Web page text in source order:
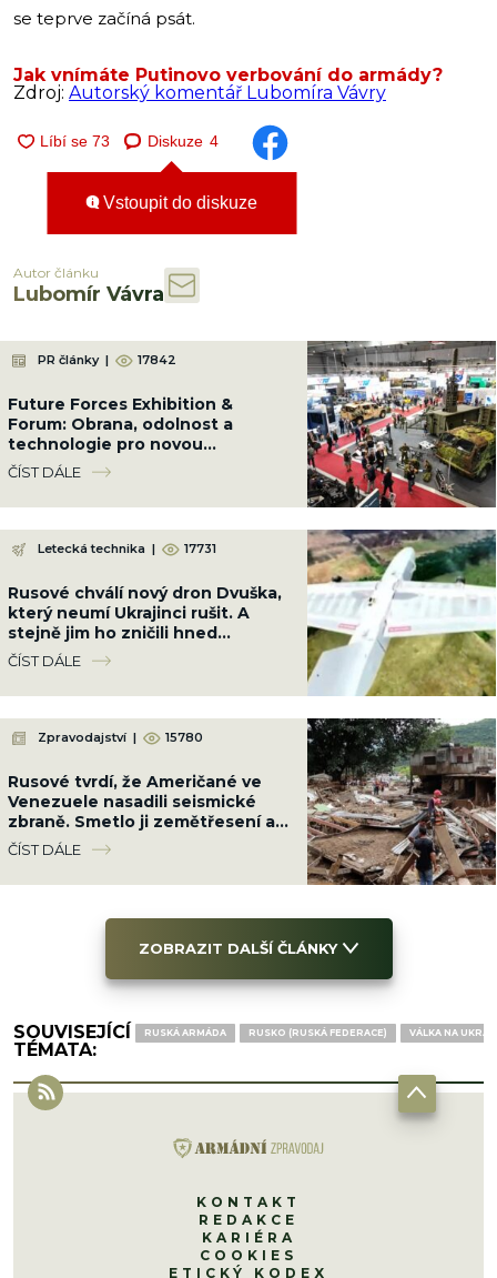
se teprve začíná psát.
Jak vnímáte Putinovo verbování do armády?
Zdroj: Autorský komentář Lubomíra Vávry
Diskuze 4
Vstoupit do diskuze
Autor článku
Lubomír Vávra
PR články | 17842
Future Forces Exhibition &
Forum: Obrana, odolnost a
technologie pro novou
bezpečnostní realitu
ČÍST DÁLE
Letecká technika | 17731
Rusové chválí nový dron Dvuška,
který neumí Ukrajinci rušit. A
stejně jim ho zničili hned
napoprvé, ani to nedalo práci
ČÍST DÁLE
Zpravodajství | 15780
Rusové tvrdí, že Američané ve
Venezuele nasadili seismické
zbraně. Smetlo ji zemětřesení a
USA do 24 hodin zrušily sankce
ČÍST DÁLE
ZOBRAZIT DALŠÍ ČLÁNKY
SOUVISEJÍCÍ
TÉMATA:
RUSKÁ ARMÁDA RUSKO (RUSKÁ FEDERACE) VÁLKA NA
KONTAKT
REDAKCE
KARIÉRA
COOKIES
ETICKÝ KODEX